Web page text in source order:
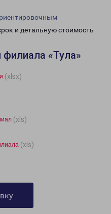
и детальную стоимость
«Тула»
(xlsx)
(xls)
(xls)